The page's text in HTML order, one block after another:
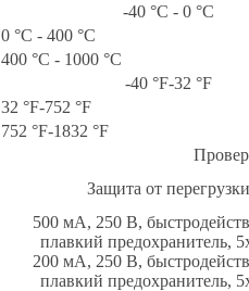
-40 °С - 0 °С
0 °С - 400 °С
400 °С - 1000 °С
-40 °F-32 °F
32 °F-752 °F
752 °F-1832 °F
Защита от перегрузки
500 мА, 250 В,
плавкий предохранитель,
200 мА, 250 В,
плавкий предохранитель,